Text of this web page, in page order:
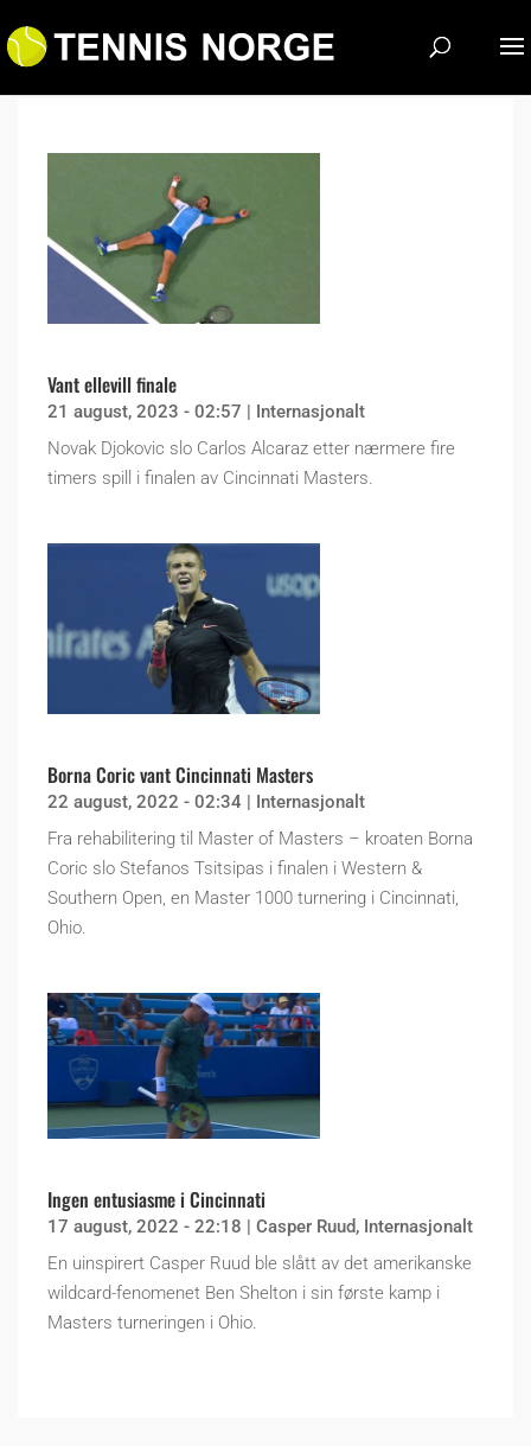
Vant ellevill finale
21 august, 2023 - 02:57 | Internasjonalt
Novak Djokovic slo Carlos Alcaraz etter nærmere fire
timers spill i finalen av Cincinnati Masters.
Borna Coric vant Cincinnati Masters
22 august, 2022 - 02:34 | Internasjonalt
Fra rehabilitering til Master of Masters – kroaten Borna
Coric slo Stefanos Tsitsipas i finalen i Western &
Southern Open, en Master 1000 turnering i Cincinnati,
Ohio.
Ingen entusiasme i Cincinnati
17 august, 2022 - 22:18 | Casper Ruud, Internasjonalt
En uinspirert Casper Ruud ble slått av det amerikanske
wildcard-fenomenet Ben Shelton i sin første kamp i
Masters turneringen i Ohio.